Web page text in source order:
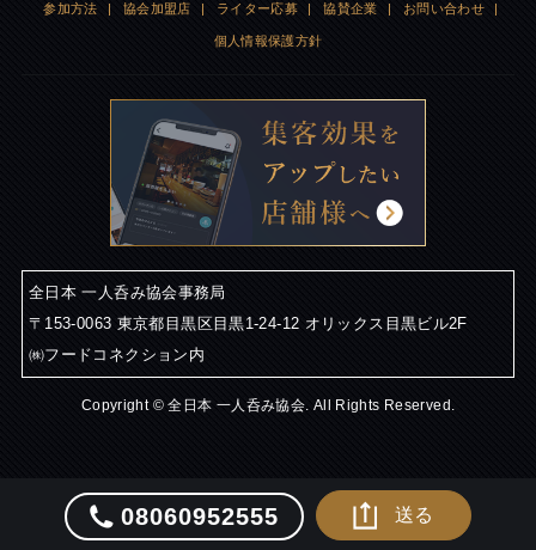
08060952555 送る
参加方法 | 協会加盟店 | ライター応募 | 協賛企業 | お問い合わせ |
個人情報保護方針
全日本 一人呑み協会事務局
〒153-0063 東京都目黒区目黒1-24-12 オリックス目黒ビル2F
㈱フードコネクション内
Copyright © 全日本 一人呑み協会. All Rights Reserved.